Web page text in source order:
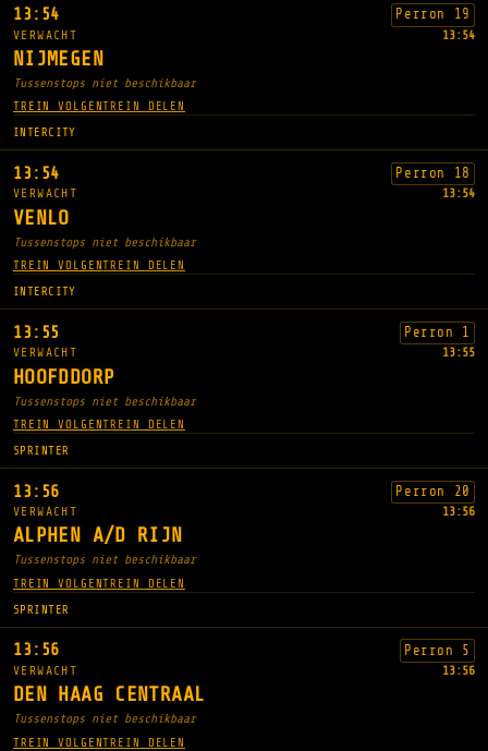
13:54 Perron 19
VERWACHT 13:54
NIJMEGEN
Tussenstops niet beschikbaar
TREIN VOLGENTREIN DELEN
INTERCITY
13:54 Perron 18
VERWACHT 13:54
VENLO
Tussenstops niet beschikbaar
TREIN VOLGENTREIN DELEN
INTERCITY
13:55 Perron 1
VERWACHT 13:55
HOOFDDORP
Tussenstops niet beschikbaar
TREIN VOLGENTREIN DELEN
SPRINTER
13:56 Perron 20
VERWACHT 13:56
ALPHEN A/D RIJN
Tussenstops niet beschikbaar
TREIN VOLGENTREIN DELEN
SPRINTER
13:56 Perron 5
VERWACHT 13:56
DEN HAAG CENTRAAL
Tussenstops niet beschikbaar
TREIN VOLGENTREIN DELEN